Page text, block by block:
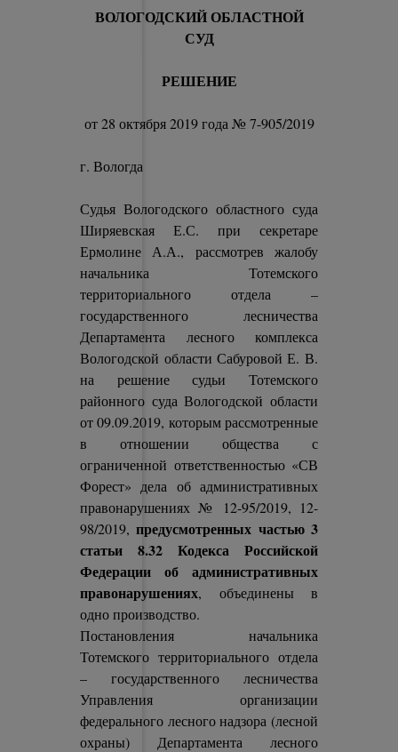
ВОЛОГОДСКИЙ ОБЛАСТНОЙ
СУД
РЕШЕНИЕ
от 28 октября 2019 года № 7-905/2019
г. Вологда
Судья Вологодского областного суда
Ширяевская Е.С. при секретаре
Ермолине А.А., рассмотрев жалобу
начальника Тотемского
территориального отдела –
государственного лесничества
Департамента лесного комплекса
Вологодской области Сабуровой Е. В.
на решение судьи Тотемского
районного суда Вологодской области
от 09.09.2019, которым рассмотренные
в отношении общества с
ограниченной ответственностью «СВ
Форест» дела об административных
правонарушениях № 12-95/2019, 12-
98/2019,предусмотренных частью 3
статьи 8.32 Кодекса Российской
Федерации об административных
правонарушениях, объединены в
одно производство.
Постановления начальника
Тотемского территориального отдела
– государственного лесничества
Управления организации
федерального лесного надзора (лесной
охраны) Департамента лесного